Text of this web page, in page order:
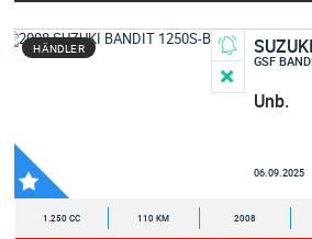
HÄNDLER SUZUKI
GSF
Unb.
06.09.2025
1.250 CC 110 KM 2008